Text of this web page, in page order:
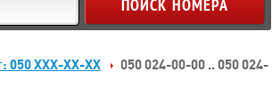
050 XXX-XX-XX
050 024-00-00 .. 050 024-